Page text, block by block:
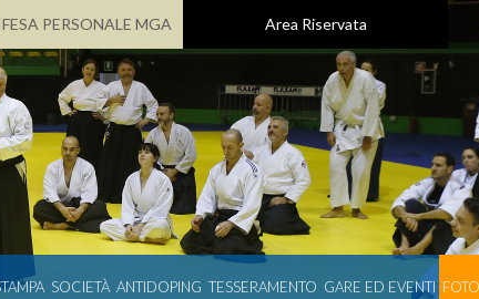
PERSONALE MGA Area Riservata
SOCIETÀ ANTIDOPING TESSERAMENTO GARE ED EVENTI